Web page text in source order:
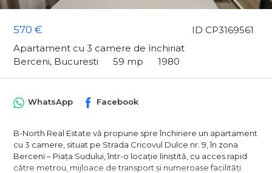
ID CP3169561
570 €
Apartament cu 3 camere de închiriat
Berceni, Bucuresti
59 mp 1980
WhatsApp Facebook
B-North Real Estate vă propune spre închiriere un apartament
cu 3 camere, situat pe Strada Cricovul Dulce nr. 9, în zona
Berceni – Piața Sudului, într-o locație liniștită, cu acces rapid
către metrou, mijloace de transport și numeroase facilități.